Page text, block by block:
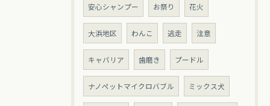
安心シャンプー お祭り 花火
大浜地区 わんこ 逃走 注意
キャバリア 歯磨き プードル
ナノペットマイクロバブル ミックス犬